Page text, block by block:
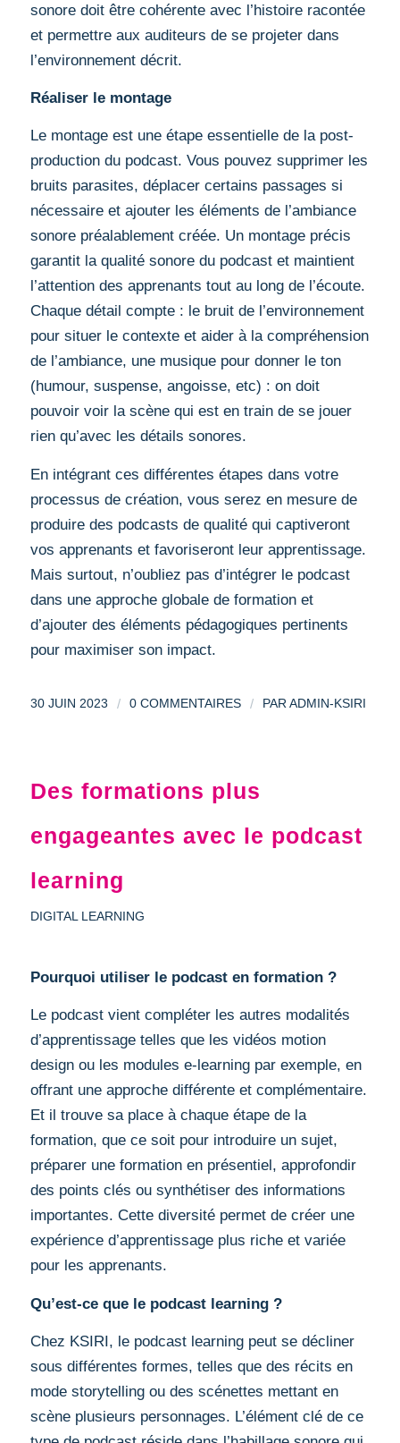
sonore doit être cohérente avec l’histoire racontée
et permettre aux auditeurs de se projeter dans
l’environnement décrit.
Réaliser le montage
Le montage est une étape essentielle de la post-
production du podcast. Vous pouvez supprimer les
bruits parasites, déplacer certains passages si
nécessaire et ajouter les éléments de l’ambiance
sonore préalablement créée. Un montage précis
garantit la qualité sonore du podcast et maintient
l’attention des apprenants tout au long de l’écoute.
Chaque détail compte : le bruit de l’environnement
pour situer le contexte et aider à la compréhension
de l’ambiance, une musique pour donner le ton
(humour, suspense, angoisse, etc) : on doit
pouvoir voir la scène qui est en train de se jouer
rien qu’avec les détails sonores.
En intégrant ces différentes étapes dans votre
processus de création, vous serez en mesure de
produire des podcasts de qualité qui captiveront
vos apprenants et favoriseront leur apprentissage.
Mais surtout, n’oubliez pas d’intégrer le podcast
dans une approche globale de formation et
d’ajouter des éléments pédagogiques pertinents
pour maximiser son impact.
30 JUIN 2023 / 0 COMMENTAIRES / PAR ADMIN-KSIRI
Des formations plus
engageantes avec le podcast
learning
DIGITAL LEARNING
Pourquoi utiliser le podcast en formation ?
Le podcast vient compléter les autres modalités
d’apprentissage telles que les vidéos motion
design ou les modules e-learning par exemple, en
offrant une approche différente et complémentaire.
Et il trouve sa place à chaque étape de la
formation, que ce soit pour introduire un sujet,
préparer une formation en présentiel, approfondir
des points clés ou synthétiser des informations
importantes. Cette diversité permet de créer une
expérience d’apprentissage plus riche et variée
pour les apprenants.
Qu’est-ce que le podcast learning ?
Chez KSIRI, le podcast learning peut se décliner
sous différentes formes, telles que des récits en
mode storytelling ou des scénettes mettant en
scène plusieurs personnages. L’élément clé de ce